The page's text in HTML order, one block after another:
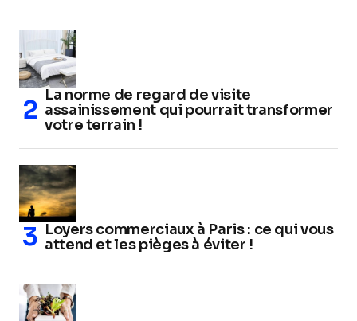
La norme de regard de visite
assainissement qui pourrait transformer
votre terrain !
Loyers commerciaux à Paris : ce qui vous
attend et les pièges à éviter !